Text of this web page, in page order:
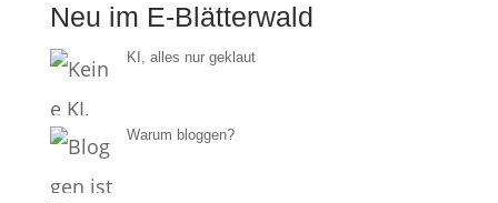
Blätterwald
Neu im E-Blätterwald
KI, alles nur geklaut
Warum bloggen?